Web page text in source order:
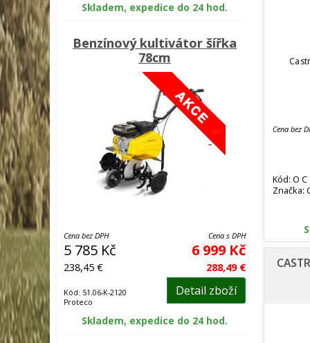
Skladem, expedice do 24 hod.
Benzínový kultivátor šířka
78cm
Cena bez DPH
5 785 Kč
238,45 €
Cena s DPH
6 999 Kč
288,49 €
Kód: 51.06-K-2120
Proteco
Detail zboží
Skladem, expedice do 24 hod.
Cena bez
Kód: O C
Značka: